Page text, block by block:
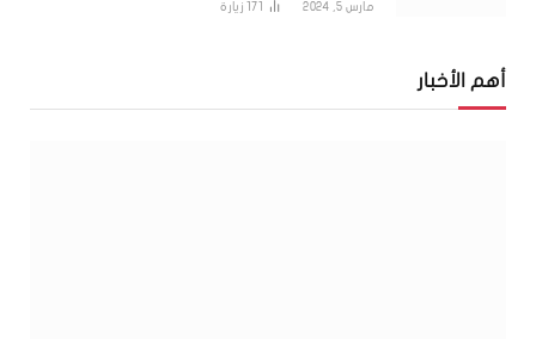
مارس 5, 2024 171 زيارة
أهم الأخبار